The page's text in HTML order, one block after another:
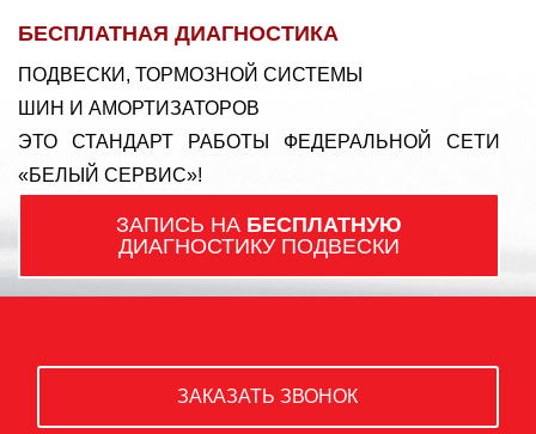
БЕСПЛАТНАЯ ДИАГНОСТИКА
ПОДВЕСКИ, ТОРМОЗНОЙ СИСТЕМЫ
ШИН И АМОРТИЗАТОРОВ
ЭТО СТАНДАРТ РАБОТЫ ФЕДЕРАЛЬНОЙ СЕТИ
«БЕЛЫЙ СЕРВИС»!
ЗАПИСЬ НА БЕСПЛАТНУЮ
ДИАГНОСТИКУ ПОДВЕСКИ
ЗАКАЗАТЬ ЗВОНОК